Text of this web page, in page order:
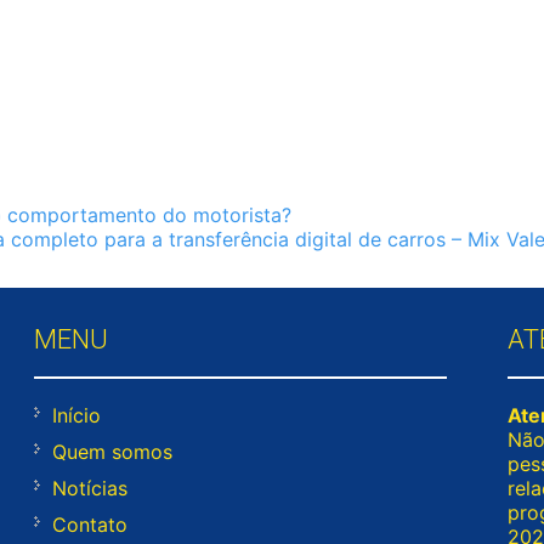
comportamento do motorista?
completo para a transferência digital de carros – Mix
MENU
Início
Quem somos
Notícias
Contato